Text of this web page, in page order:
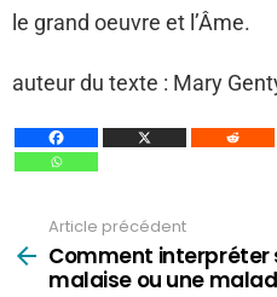
le grand oeuvre et l’Âme.
auteur du texte : Mary
plus
Article précédent
Comment interpréter
malaise ou une